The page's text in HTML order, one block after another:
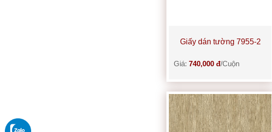
Giấy dán tường 7955-2
Giá: 740,000 đ/Cuộn